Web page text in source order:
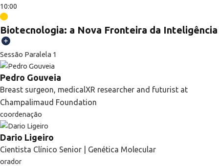
10:00
Biotecnologia: a Nova Fronteira da Inteligência
Sessão Paralela 1
Pedro Gouveia
Breast surgeon, medicalXR researcher and futurist at
Champalimaud Foundation
coordenação
Dario Ligeiro
Cientista Clínico Senior | Genética Molecular
orador